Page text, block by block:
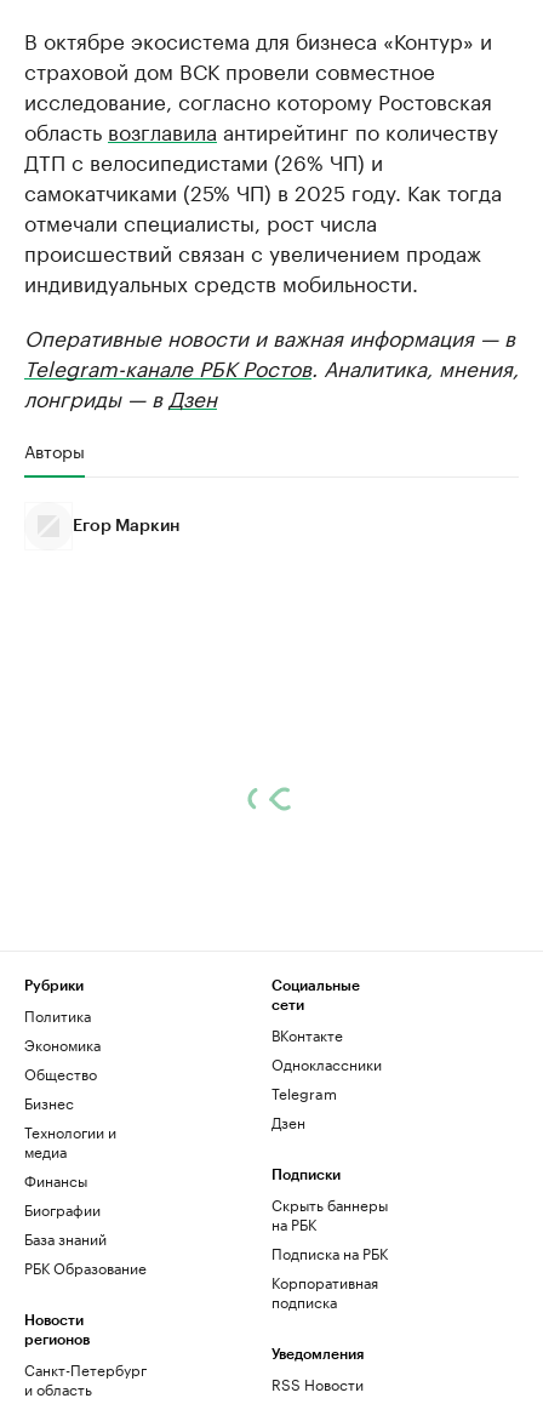
В октябре экосистема для бизнеса «Контур» и
страховой дом ВСК провели совместное
исследование, согласно которому Ростовская
область возглавила антирейтинг по количеству
ДТП с велосипедистами (26% ЧП) и
самокатчиками (25% ЧП) в 2025 году. Как тогда
отмечали специалисты, рост числа
происшествий связан с увеличением продаж
индивидуальных средств мобильности.
Оперативные новости и важная информация — в
Telegram-канале РБК Ростов. Аналитика, мнения,
лонгриды — в Дзен
Авторы
Егор Маркин
Рубрики
Политика
Экономика
Общество
Бизнес
Технологии и
медиа
Финансы
Биографии
База знаний
РБК Образование
Новости
регионов
Санкт-Петербург
и область
Социальные
сети
ВКонтакте
Одноклассники
Telegram
Дзен
Подписки
Скрыть баннеры
на РБК
Подписка на РБК
Корпоративная
подписка
Уведомления
RSS Новости